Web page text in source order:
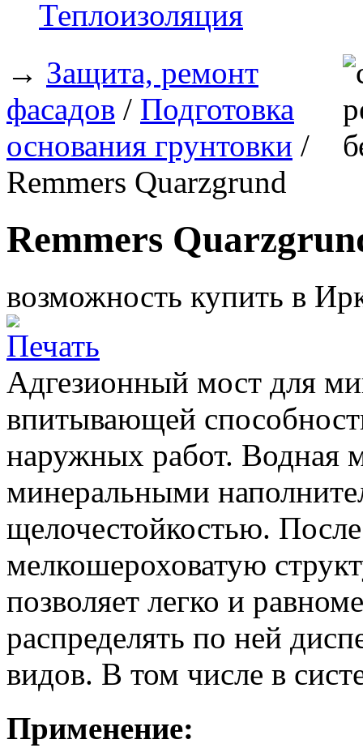
→ Защита, ремонт
фасадов / Подготовка
основания грунтовки /
Remmers Quarzgrund
Remmers
возможность купить в
Адгезионный мост для
впитывающей
наружных работ. Водная
минеральными
щелочестойкостью. После
мелкошероховатую
позволяет легко и
распределять по ней
видов. В том числе в
Применение: